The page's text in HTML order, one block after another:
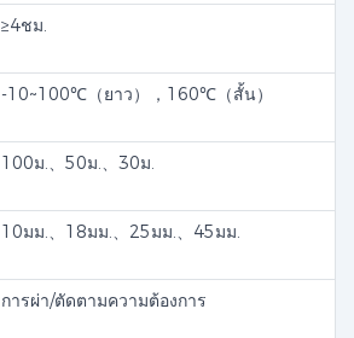
≥4ชม.
-10~100℃（ยาว），160℃（สั้น）
100ม.、50ม.、30ม.
10มม.、18มม.、25มม.、45มม.
การผ่า/ตัดตามความต้องการ